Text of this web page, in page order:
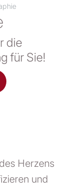
die
für Sie!
Herzens
und